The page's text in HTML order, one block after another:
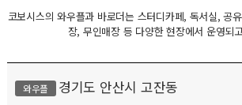
코보시스의 와우플과 바로더는 스터디카페, 독서실, 공
장, 무인매장 등 다양한 현장에서 운영되
와우플 경기도 안산시 고잔동